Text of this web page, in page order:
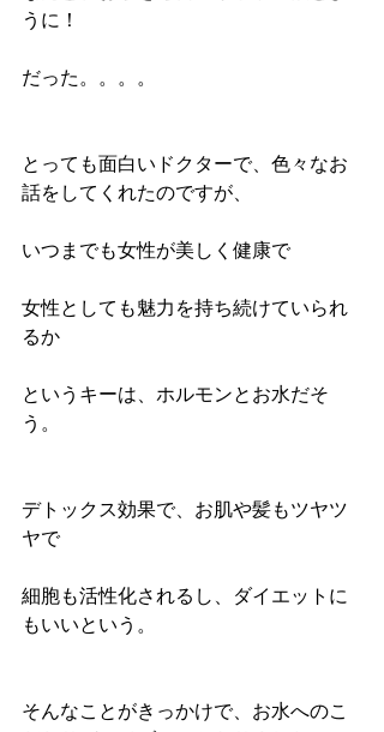
うに！
だった。。。。
とっても面白いドクターで、色々なお
話をしてくれたのですが、
いつまでも女性が美しく健康で
女性としても魅力を持ち続けていられ
るか
というキーは、ホルモンとお水だそ
う。
デトックス効果で、お肌や髪もツヤツ
ヤで
細胞も活性化されるし、ダイエットに
もいいという。
そんなことがきっかけで、お水へのこ